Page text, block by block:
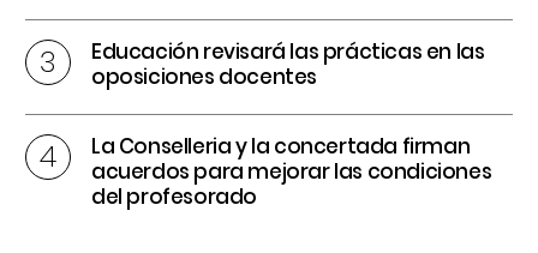
Educación revisará las prácticas en las
oposiciones docentes
La Conselleria y la concertada firman
acuerdos para mejorar las condiciones
del profesorado